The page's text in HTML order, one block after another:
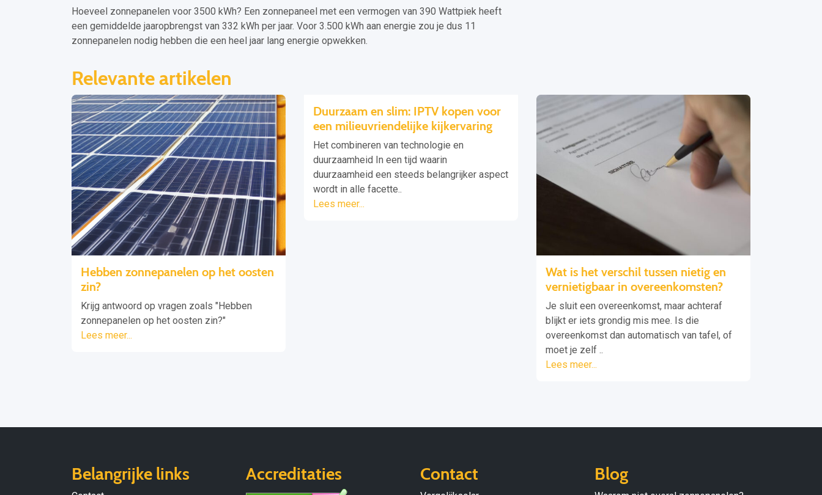
Hoeveel zonnepanelen voor 3500 kWh? Een zonnepaneel met een vermogen van 390 Wattpiek heeft
een gemiddelde jaaropbrengst van 332 kWh per jaar. Voor 3.500 kWh aan energie zou je dus 11
zonnepanelen nodig hebben die een heel jaar lang energie opwekken.
Relevante artikelen
Hebben zonnepanelen op het oosten
zin?
Krijg antwoord op vragen zoals "Hebben
zonnepanelen op het oosten zin?"
Lees meer...
Duurzaam en slim: IPTV kopen voor
een milieuvriendelijke kijkervaring
Het combineren van technologie en
duurzaamheid In een tijd waarin
duurzaamheid een steeds belangrijker aspect
wordt in alle facette..
Lees meer...
Wat is het verschil tussen nietig en
vernietigbaar in overeenkomsten?
Je sluit een overeenkomst, maar achteraf
blijkt er iets grondig mis mee. Is die
overeenkomst dan automatisch van tafel, of
moet je zelf ..
Lees meer...
Belangrijke links Accreditaties Contact Blog